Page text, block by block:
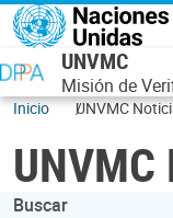
Pasar al contenido
UNVMC
Misión de
Inicio UNVMC
Buscar